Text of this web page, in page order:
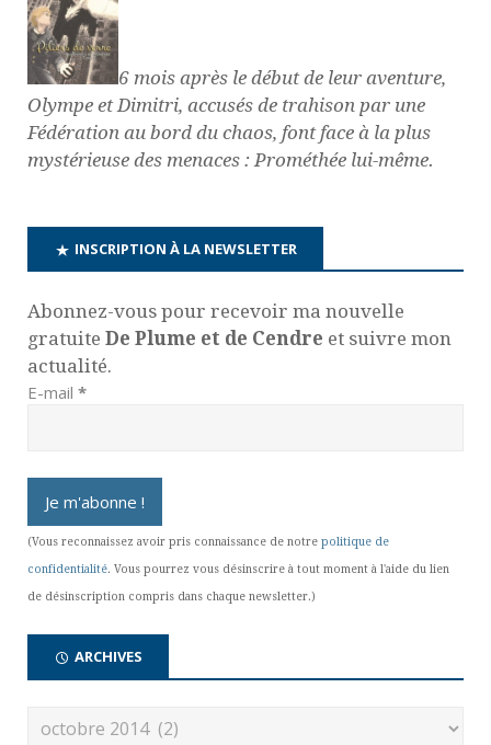
6 mois après le début de leur aventure,
Olympe et Dimitri, accusés de trahison par une
Fédération au bord du chaos, font face à la plus
mystérieuse des menaces : Prométhée lui-même.
INSCRIPTION À LA NEWSLETTER
Abonnez-vous pour recevoir ma nouvelle
gratuite De Plume et de Cendre et suivre mon
actualité.
E-mail *
(Vous reconnaissez avoir pris connaissance de notre politique de
confidentialité. Vous pourrez vous désinscrire à tout moment à l'aide du lien
de désinscription compris dans chaque newsletter.)
ARCHIVES